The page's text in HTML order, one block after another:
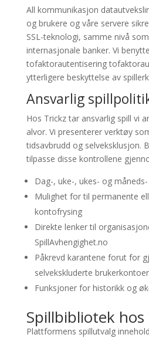
All kommunikasjon
og brukere og våre servere
SSL-teknologi, samme nivå
internasjonale banker. Vi
tofaktorautentisering
ytterligere beskyttelse av
Ansvarlig
Hos Trickz tar ansvarlig spill vi
alvor. Vi presenterer verktøy
tidsavbrudd og selveksklusjon.
tilpasse disse kontrollene
Dag-, uke-, ukes- og
Mulighet for til permanente
kontofrysing
Direkte lenker til
SpillAvhengighet.no
Påkrevd karantene forut for
selvekskluderte brukerkontoer
Funksjoner for historikk og
Spillbibliotek hos
Plattformens spillutvalg